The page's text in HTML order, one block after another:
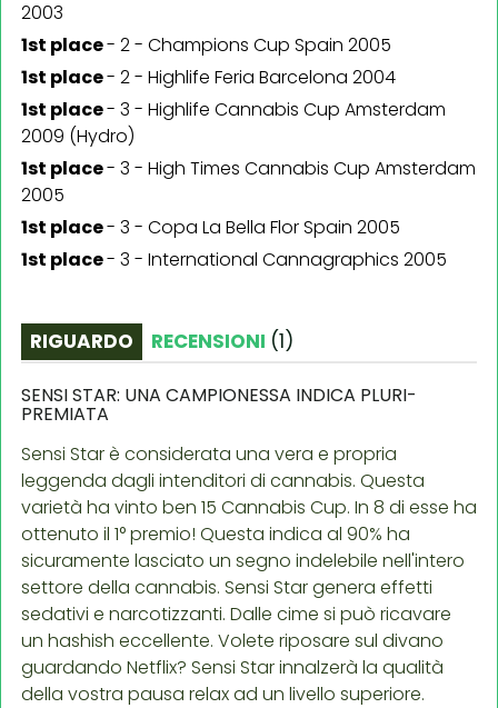
2003
1st place- 2 - Champions Cup Spain 2005
1st place- 2 - Highlife Feria Barcelona 2004
1st place- 3 - Highlife Cannabis Cup Amsterdam
2009 (Hydro)
1st place- 3 - High Times Cannabis Cup Amsterdam
2005
1st place- 3 - Copa La Bella Flor Spain 2005
1st place- 3 - International Cannagraphics 2005
RIGUARDO RECENSIONI (1)
SENSI STAR: UNA CAMPIONESSA INDICA PLURI-
PREMIATA
Sensi Star è considerata una vera e propria
leggenda dagli intenditori di cannabis. Questa
varietà ha vinto ben 15 Cannabis Cup. In 8 di esse ha
ottenuto il 1° premio! Questa indica al 90% ha
sicuramente lasciato un segno indelebile nell'intero
settore della cannabis. Sensi Star genera effetti
sedativi e narcotizzanti. Dalle cime si può ricavare
un hashish eccellente. Volete riposare sul divano
guardando Netflix? Sensi Star innalzerà la qualità
della vostra pausa relax ad un livello superiore.